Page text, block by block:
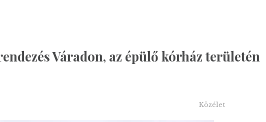
Váradon, az épülő kórház területén
Közélet